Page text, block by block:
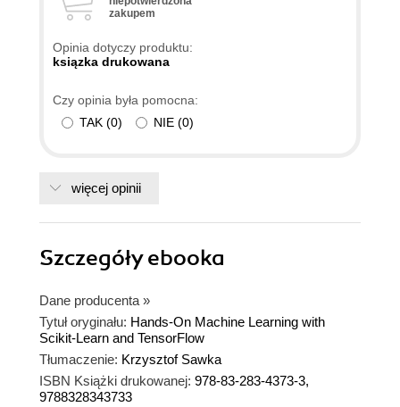
zakupem
Opinia dotyczy produktu:
ksiązka drukowana
Czy opinia była pomocna:
TAK (0) NIE (0)
więcej opinii
Szczegółyebooka
Dane producenta »
Tytuł oryginału: Hands-On Machine Learning with
Scikit-Learn and TensorFlow
Tłumaczenie: Krzysztof Sawka
ISBN Książki drukowanej: 978-83-283-4373-3,
9788328343733